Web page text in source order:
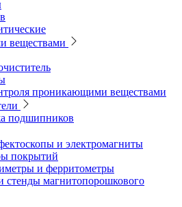
(дюрометры)
веществами